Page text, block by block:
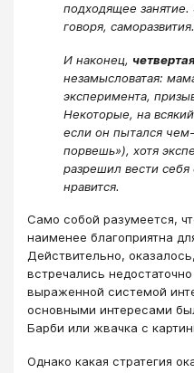
подходящее
говоря, саморазвития.
И наконец,
незамысловатая:
эксперимента,
Некоторые, на
если он пытался
порвешь»), хотя
разрешил вести себя
нравится.
Само собой разумеется,
наименее благоприятна
Действительно,
встречались
выраженной системой
основными интересами
Барби или жвачка с
Однако какая стратегия